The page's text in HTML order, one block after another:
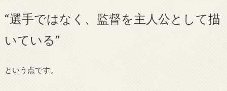
“選手ではなく、監督を主人公として描
いている”
という点です。